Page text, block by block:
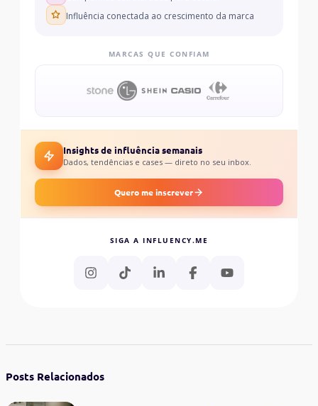
Influência conectada ao crescimento da marca
MARCAS QUE CONFIAM
Insights de influência semanais
Dados, tendências e cases — direto no seu inbox.
Quero me inscrever
SIGA A INFLUENCY.ME
Posts Relacionados